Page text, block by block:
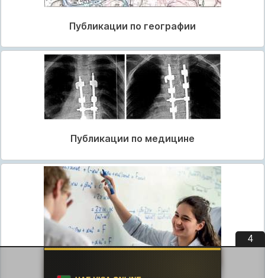
Публикации по географии
Публикации по медицине
3